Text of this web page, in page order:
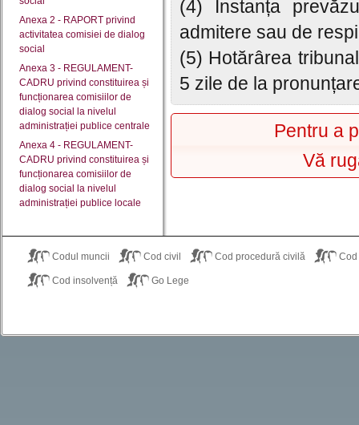
Anexa 2 - RAPORT privind
activitatea comisiei de dialog
social
Anexa 3 - REGULAMENT-
CADRU privind constituirea și
funcționarea comisiilor de
dialog social la nivelul
administrației publice centrale
Anexa 4 - REGULAMENT-
CADRU privind constituirea și
funcționarea comisiilor de
dialog social la nivelul
administrației publice locale
(4) Instanța
admitere sau de
(5) Hotărârea
5 zile de la
Pentru a
Vă
Codul muncii Cod civil Cod procedură civilă
Cod insolvență Go Lege